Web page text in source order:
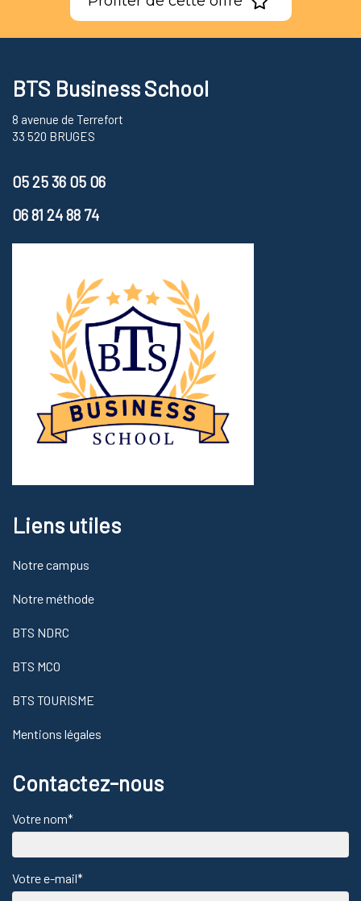
BTS Business School
8 avenue de Terrefort
33 520 BRUGES
05 25 36 05 06
06 81 24 88 74
Liens utiles
Notre campus
Notre méthode
BTS NDRC
BTS MCO
BTS TOURISME
Mentions légales
Contactez-nous
Votre nom*
Votre e-mail*